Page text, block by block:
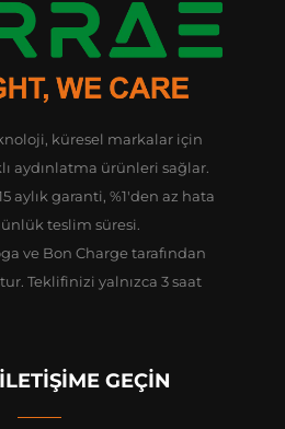
küresel markalar için
aydınlatma ürünleri sağlar.
aylık garanti, %1'den az hata
teslim süresi.
ve Bon Charge tarafından
Teklifinizi yalnızca 3 saat
GEÇİN